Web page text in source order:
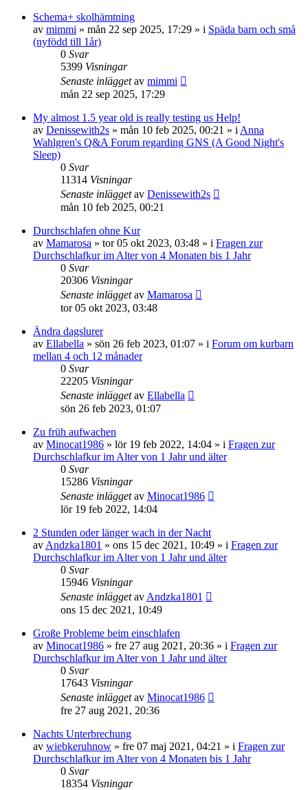
Schema+ skolhämtning
av mimmi » mån 22 sep 2025, 17:29 » i Späda barn och små
(nyfödd till 1år)
0 Svar
5399 Visningar
Senaste inläggetav mimmi
mån 22 sep 2025, 17:29
My almost 1.5 year old is really testing us Help!
av Denissewith2s » mån 10 feb 2025, 00:21 » i Anna
Wahlgren's Q&A Forum regarding GNS (A Good Night's
Sleep)
0 Svar
11314 Visningar
Senaste inläggetav Denissewith2s
mån 10 feb 2025, 00:21
Durchschlafen ohne Kur
av Mamarosa » tor 05 okt 2023, 03:48 » i Fragen zur
Durchschlafkur im Alter von 4 Monaten bis 1 Jahr
0 Svar
20306 Visningar
Senaste inläggetav Mamarosa
tor 05 okt 2023, 03:48
Ändra dagslurer
av Ellabella » sön 26 feb 2023, 01:07 » i Forum om kurbarn
mellan 4 och 12 månader
0 Svar
22205 Visningar
Senaste inläggetav Ellabella
sön 26 feb 2023, 01:07
Zu früh aufwachen
av Minocat1986 » lör 19 feb 2022, 14:04 » i Fragen zur
Durchschlafkur im Alter von 1 Jahr und älter
0 Svar
15286 Visningar
Senaste inläggetav Minocat1986
lör 19 feb 2022, 14:04
2 Stunden oder länger wach in der Nacht
av Andzka1801 » ons 15 dec 2021, 10:49 » i Fragen zur
Durchschlafkur im Alter von 1 Jahr und älter
0 Svar
15946 Visningar
Senaste inläggetav Andzka1801
ons 15 dec 2021, 10:49
Große Probleme beim einschlafen
av Minocat1986 » fre 27 aug 2021, 20:36 » i Fragen zur
Durchschlafkur im Alter von 1 Jahr und älter
0 Svar
17643 Visningar
Senaste inläggetav Minocat1986
fre 27 aug 2021, 20:36
Nachts Unterbrechung
av wiebkeruhnow » fre 07 maj 2021, 04:21 » i Fragen zur
Durchschlafkur im Alter von 4 Monaten bis 1 Jahr
0 Svar
18354 Visningar